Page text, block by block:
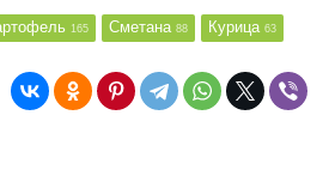
165 Сметана 88 Курица 63